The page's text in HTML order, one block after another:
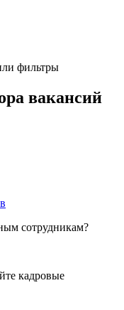
фильтры
вакансий
сотрудникам?
кадровые